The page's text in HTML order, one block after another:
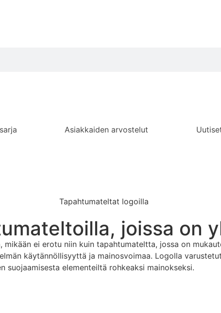
Asiakkaiden arvostelut
joissa on
ei erotu niin kuin tapahtumateltta, jossa on
käytännöllisyyttä ja mainosvoimaa. Logolla
suojaamisesta elementeiltä rohkeaksi mainokseksi.